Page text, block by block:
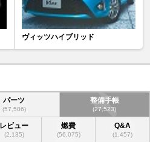
ヴィッツハイブリッド
パーツ
(57,506)
整備手帳
(27,523)
レビュー
(2,135)
燃費
(56,075)
Q&A
(1,457)